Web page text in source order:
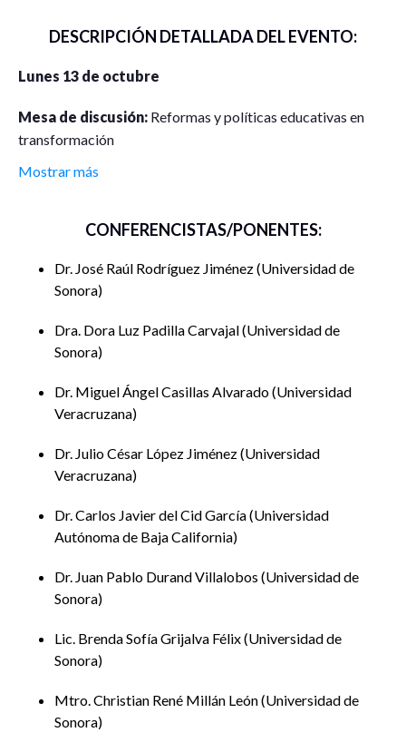
DESCRIPCIÓN DETALLADA DEL EVENTO:
Lunes 13 de octubre
Mesa de discusión: Reformas y políticas educativas en
transformación
Horario:10:00 a 13:00 horas UTC -7
Moderadora:Ma Guadalupe González Lizárraga
Retos y realidades del profesorado de
José Raúl Rodríguez Jiménez y Dora Luz Padilla
Innovar para el futuro: hacia la Educación 5.0
Miguel Ángel Casillas Alvarado y Julio César López
Jiménez,
Universidad Veracruzana
Políticas educativas, profesión académica y
resignificación del docente de escuelas
Carlos Javier del Cid García,
La educación superior sonorense ante el
Juan Pablo Durand Villalobos,
Mostrar más
CONFERENCISTAS/PONENTES:
Dr. José Raúl Rodríguez Jiménez Universidad de
Sonora
Dra. Dora Luz Padilla Carvajal Universidad de
Sonora
Dr. Miguel Ángel Casillas Alvarado Universidad
Veracruzana
Dr. Julio César López Jiménez Universidad
Veracruzana
Dr. Carlos Javier del Cid García Universidad
Autónoma de Baja California
Dr. Juan Pablo Durand Villalobos Universidad de
Sonora
Lic. Brenda Sofía Grijalva Félix Universidad de
Sonora
Mtro. Christian René Millán León Universidad de
Sonora